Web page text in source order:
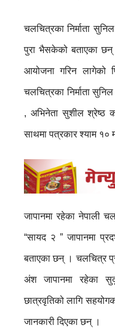
चलचित्रका निर्माता
पुरा भैसकेको बताएका छन्
आयोजना गरिन लागेको
चलचित्रका निर्माता सुनिल
, अभिनेता सुशील श्रेष्ठ
साथमा पत्रकार श्याम
जापानमा रहेका नेपाली
“सायद २ ” जापानमा
बताएका छन् । चलचित्र
अंश जापानमा रहेका
छात्रवृतिको लागि
जानकारी दिएका छन् ।